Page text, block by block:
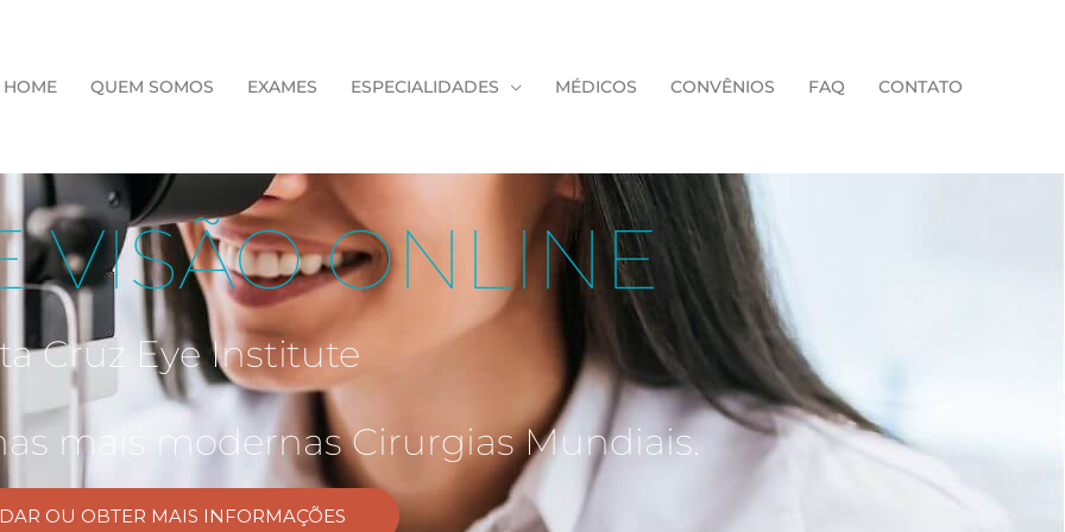
HOME QUEM SOMOS EXAMES ESPECIALIDADES MÉDICOS CONVÊNIOS FAQ CONTATO
VISÃO ONLINE
Cruz Eye Institute
mais modernas Cirurgias Mundiais.
OU OBTER MAIS INFORMAÇÕES